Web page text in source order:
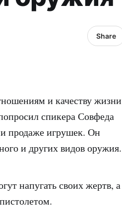
Share
и качеству жизни
спикера Совфеда
продаже игрушек. Он
и других видов оружия.
напугать своих жертв, а